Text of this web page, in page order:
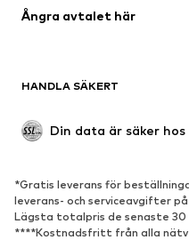
Badkläder
Upcycling
Sneakers
Ångra avtalet här
HANDLA SÄKERT
Din data är säker hos
*Gratis leverans för
leverans- och serviceavgifter
Lägsta totalpris de senaste 30
****Kostnadsfritt från alla